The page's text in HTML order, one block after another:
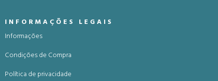
INFORMAÇÕES LEGAIS
Informações
Condições de Compra
Política de privacidade